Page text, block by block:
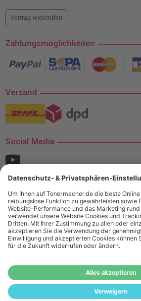
Vertrag widerrufen
Zahlungsmöglichkeiten
Versand
Social Media
¹ Nur gültig für den Versand innerhalb Deutschlands.
von mindestens 35€ (inkl. Mwst.) an Ampertec
Versand für Sie kostenfrei.
Das Angebot von